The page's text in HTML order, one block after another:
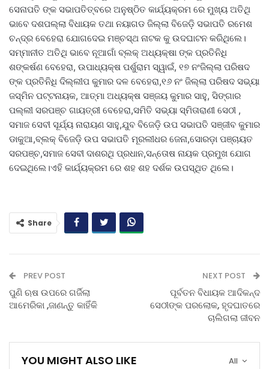
ସେନାପତି ଙ୍କ ସଭାପତିତ୍ବରେ ଅନୁଷ୍ଠିତ କାର୍ଯ୍ୟକ୍ରମ ରେ ମୁଖ୍ୟ ଅତିଥି
ଭାବେ ଦଶପଲ୍ଲା ବିଧାୟକ ତଥା ନୟାଗଡ ଜିଲ୍ଲା ବିଜେଡ଼ି ସଭାପତି ରମେଶ
ଚନ୍ଦ୍ର ବେହେରା ଯୋଗଦେଇ ମଞ୍ଚସ୍ଥ ନାଟକ କୁ ଉଦଘାଟନ କରିଥିଲେ।
ସମ୍ମାନୀତ ଅତିଥି ଭାବେ ନୂଆଗାଁ ବ୍ଲକ୍ ଅଧ୍ୟକ୍ଷା ଙ୍କ ପ୍ରତିନିଧି
ଶଙ୍କର୍ଷଣ ବେହେରା, ଉପାଧ୍ୟକ୍ଷ ପର୍ଶୁରାମ ସ୍ୱାଇଁ, ୧୭ ନଂଜିଲ୍ଲା ପରିଷଦ
ଙ୍କ ପ୍ରତିନିଧି ଦିଲ୍ଲୀପ କୁମାର ଦଳ ବେହେରା,୧୬ ନଂ ଜିଲ୍ଲା ପରିଷଦ ସଭ୍ୟା
ଜସ୍ମିନ ପଟ୍ଟନାୟକ, ଆତ୍ମା ଅଧ୍ୟକ୍ଷ ସଞ୍ଜୟ କୁମାର ସାହୁ, ସିଙ୍ଗାର
ପଲ୍ଲୀ ସରପଞ୍ଚ ଗାୟତ୍ରୀ ବେହେରା,ସମିତି ସଭ୍ୟା ସ୍ମିତାରାଣୀ ସେଠୀ ,
ସମାଜ ସେବୀ ସୂର୍ଯ୍ୟ ନାରାୟଣ ସାହୁ,ଯୁବ ବିଜେଡ଼ି ଉପ ସଭାପତି ସଞ୍ଜୀବ କୁମାର
ଡାକୁଆ,ବ୍ଲକ୍ ବିଜେଡ଼ି ଉପ ସଭାପତି ମୂରଲୀଧର ଜେନା,ସୋରଡ଼ା ପଞ୍ଚାୟତ
ସରପଞ୍ଚ,ସମାଜ ସେବୀ ଦାଶରଥି ପ୍ରଧାନ,ସନ୍ତୋଷ ନାୟକ ପ୍ରମୁଖ ଯୋଗ
ଦେଇଥିଲେ।ଏହି କାର୍ଯ୍ୟକ୍ରମ ରେ ଶହ ଶହ ଦର୍ଶକ ଉପସ୍ଥିତ ଥିଲେ।
Share
PREV POST
ପୁଣି ଋଷ ଉପରେ ଗର୍ଜିଲା
ଆମେରିକା ,ଜାଣନ୍ତୁ କାହିଁକି
NEXT POST
ପୂର୍ବତନ ବିଧାୟକ ଆଦିକନ୍ଦ
ସେଠୀଙ୍କ ପରଲୋକ, ହୃଦଘାତରେ
ଚାଲିଗଲା ଜୀବନ
All
YOU MIGHT ALSO LIKE